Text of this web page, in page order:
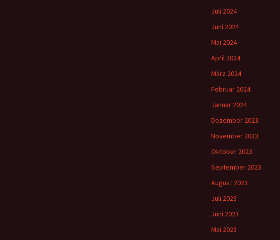
Juli 2024
Juni 2024
Mai 2024
April 2024
März 2024
Februar 2024
Januar 2024
Dezember 2023
November 2023
Oktober 2023
September 2023
August 2023
Juli 2023
Juni 2023
Mai 2023